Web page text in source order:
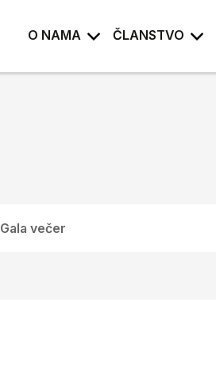
O NAMA
ČLANSTVO
Gala večer